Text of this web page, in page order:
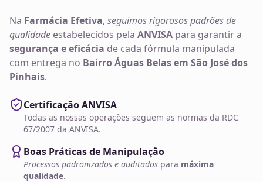
Na Farmácia Efetiva, seguimos rigorosos padrões de
qualidade estabelecidos pela ANVISA para garantir a
segurança e eficácia de cada fórmula manipulada
com entrega no Bairro Águas Belas em São José dos
Pinhais.
Certificação ANVISA
Todas as nossas operações seguem as normas da RDC
67/2007 da ANVISA.
Boas Práticas de Manipulação
Processos padronizados e auditados para máxima
qualidade.